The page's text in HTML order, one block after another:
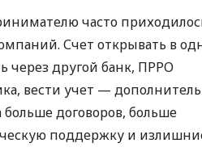
часто
Счет открывать в
через другой банк, ПРРО
вести учет —
больше договоров, больше
поддержку и